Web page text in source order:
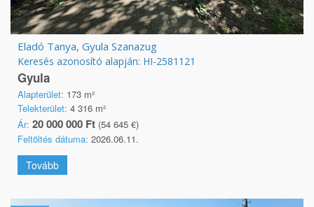
Eladó Tanya, Gyula Szanazug
Keresés azonosító alapján: HI-2581121
Gyula
Alapterület: 173 m²
Telekterület: 4 316 m²
Ár: 20 000 000 Ft (54 645 €)
Feltöltés dátuma: 2026.06.11.
Tovább